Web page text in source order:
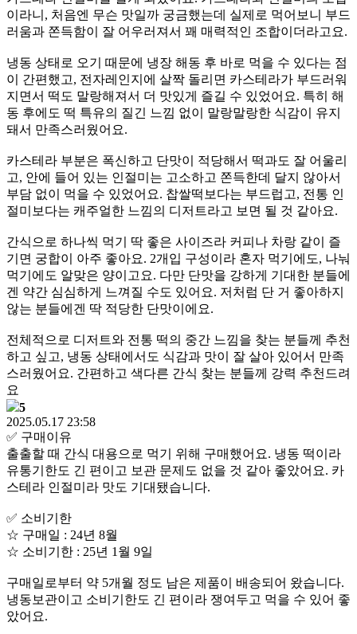
이라니, 처음엔 무슨 맛일까 궁금했는데 실제로 먹어보니 부드
러움과 쫀득함이 잘 어우러져서 꽤 매력적인 조합이더라고요.
냉동 상태로 오기 때문에 냉장 해동 후 바로 먹을 수 있다는 점
이 간편했고, 전자레인지에 살짝 돌리면 카스테라가 부드러워
지면서 떡도 말랑해져서 더 맛있게 즐길 수 있었어요. 특히 해
동 후에도 떡 특유의 질긴 느낌 없이 말랑말랑한 식감이 유지
돼서 만족스러웠어요.
카스테라 부분은 폭신하고 단맛이 적당해서 떡과도 잘 어울리
고, 안에 들어 있는 인절미는 고소하고 쫀득한데 달지 않아서
부담 없이 먹을 수 있었어요. 찹쌀떡보다는 부드럽고, 전통 인
절미보다는 캐주얼한 느낌의 디저트라고 보면 될 것 같아요.
간식으로 하나씩 먹기 딱 좋은 사이즈라 커피나 차랑 같이 즐
기면 궁합이 아주 좋아요. 2개입 구성이라 혼자 먹기에도, 나눠
먹기에도 알맞은 양이고요. 다만 단맛을 강하게 기대한 분들에
겐 약간 심심하게 느껴질 수도 있어요. 저처럼 단 거 좋아하지
않는 분들에겐 딱 적당한 단맛이에요.
전체적으로 디저트와 전통 떡의 중간 느낌을 찾는 분들께 추천
하고 싶고, 냉동 상태에서도 식감과 맛이 잘 살아 있어서 만족
스러웠어요. 간편하고 색다른 간식 찾는 분들께 강력 추천드려
요
5
2025.05.17 23:58
✅️ 구매이유
출출할 때 간식 대용으로 먹기 위해 구매했어요. 냉동 떡이라
유통기한도 긴 편이고 보관 문제도 없을 것 같아 좋았어요. 카
스테라 인절미라 맛도 기대됐습니다.
✅️ 소비기한
☆ 구매일 : 24년 8월
☆ 소비기한 : 25년 1월 9일
구매일로부터 약 5개월 정도 남은 제품이 배송되어 왔습니다.
냉동보관이고 소비기한도 긴 편이라 쟁여두고 먹을 수 있어 좋
았어요.